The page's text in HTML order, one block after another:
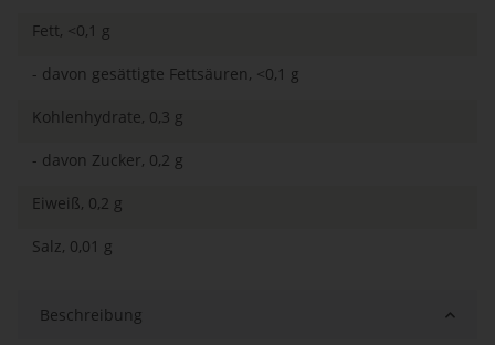
Fett, <0,1 g
- davon gesättigte Fettsäuren, <0,1 g
Kohlenhydrate, 0,3 g
- davon Zucker, 0,2 g
Eiweiß, 0,2 g
Salz, 0,01 g
Beschreibung